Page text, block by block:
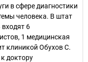
в сфере диагностики
человека. В штат
входят 6
1 медицинская
клиникой Обухов С.
доктору